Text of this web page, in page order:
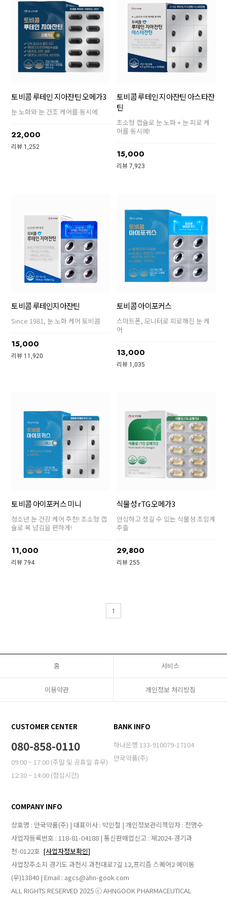
토비콤 루테인 지아잔틴 오메가3
눈 노화와 눈 건조 케어를 동시에
22,000
리뷰 1,252
토비콤 루테인 지아잔틴 아스타잔
틴
초소형 캡슐로 눈 노화 + 눈 피로 케
어를 동시에!
15,000
리뷰 7,923
토비콤 루테인지아잔틴
Since 1981, 눈 노화 케어 토비콤
15,000
리뷰 11,920
토비콤 아이포커스
스마트폰, 모니터로 피로해진 눈 케
어
13,000
리뷰 1,035
토비콤 아이포커스 미니
청소년 눈 건강 케어 추천! 초소형 캡
슐로 목 넘김을 편하게!
11,000
리뷰 794
식물성 rTG 오메가3
안심하고 챙길 수 있는 식물성 초임계
추출
29,800
리뷰 255
1
홈 서비스
이용약관 개인정보 처리방침
CUSTOMER CENTER
080-858-0110
09:00 ~ 17:00 (주말 및 공휴일 휴무)
12:30 ~ 14:00 (점심시간)
BANK INFO
하나은행 133-910079-17104
안국약품(주)
COMPANY INFO
상호명 : 안국약품(주) | 대표이사 : 박인철 | 개인정보관리책임자 : 전명수
사업자등록번호 : 118-81-04188 | 통신판매업신고 : 제2024-경기과
천-0122호 [사업자정보확인]
사업장주소지 경기도 과천시 과천대로7길 12,프리즘 스퀘어2 에이동
(우)13840 | Email : agcs@ahn-gook.com
ALL RIGHTS RESERVED 2025 ⓒ AHNGOOK PHARMACEUTICAL